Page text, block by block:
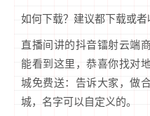
如何下载？建议都下载或者
直播间讲的抖音镭射云端
能看到这里，恭喜你找对
城免费送：告诉大家，做
城，名字可以自定义的。